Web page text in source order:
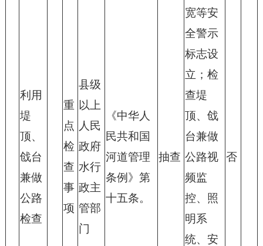
利用
堤
顶、
戗台
兼做
公路
检查
重
点
检
查
事
项
县级
以上
人民
政府
水行
政主
管部
门
《中华人
民共和国
河道管理
条例》第
十五条。
抽查
宽等安
全警示
标志设
立；检
查堤
顶、戗
台兼做
公路视
频监
控、照
明系
统、安
否